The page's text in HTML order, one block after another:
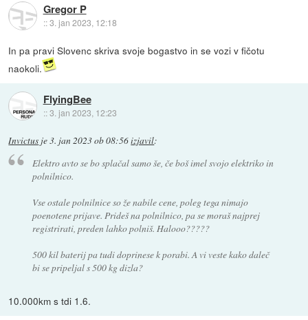
Gregor P
::3. jan 2023, 12:18
In pa pravi Slovenc skriva svoje bogastvo in se vozi v fičotu
naokoli.
FlyingBee
::3. jan 2023, 12:23
Invictus je3. jan 2023 ob 08:56izjavil:
Elektro avto se bo splačal samo še, če boš imel svojo elektriko in
polnilnico.
Vse ostale polnilnice so že nabile cene, poleg tega nimajo
poenotene prijave. Prideš na polnilnico, pa se moraš najprej
registrirati, preden lahko polniš. Halooo?????
500 kil baterij pa tudi doprinese k porabi. A vi veste kako daleč
bi se pripeljal s 500 kg dizla?
10.000km s tdi 1.6.